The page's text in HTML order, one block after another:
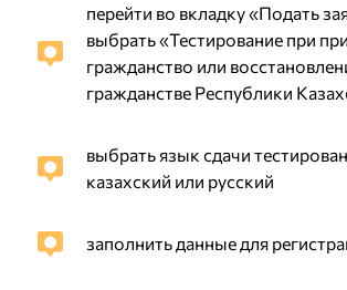
перейти во вкладку «Подать
выбрать «Тестирование при
гражданство или
гражданстве Республики
выбрать язык сдачи
казахский или русский
заполнить данные для